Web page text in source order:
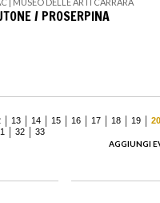
| MUSEO DELLE ARTI CARRARA
/ PROSERPINA
13 14 15 16 17 18 19
20
32
33
AGGIUNGI